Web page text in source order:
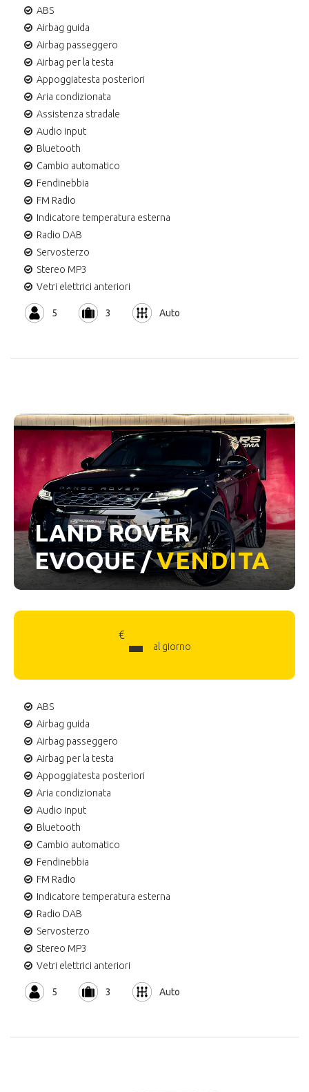
ABS
Airbag guida
Airbag passeggero
Airbag per la testa
Appoggiatesta posteriori
Aria condizionata
Assistenza stradale
Audio input
Bluetooth
Cambio automatico
Fendinebbia
FM Radio
Indicatore temperatura esterna
Radio DAB
Servosterzo
Stereo MP3
Vetri elettrici anteriori
5 3 Auto
LAND ROVER
EVOQUE /VENDITA
€ - al giorno
ABS
Airbag guida
Airbag passeggero
Airbag per la testa
Appoggiatesta posteriori
Aria condizionata
Audio input
Bluetooth
Cambio automatico
Fendinebbia
FM Radio
Indicatore temperatura esterna
Radio DAB
Servosterzo
Stereo MP3
Vetri elettrici anteriori
5 3 Auto